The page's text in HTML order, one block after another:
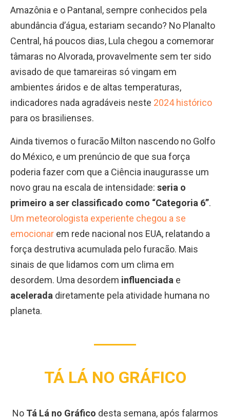
Amazônia e o Pantanal, sempre conhecidos pela
abundância d’água, estariam secando? No Planalto
Central, há poucos dias, Lula chegou a comemorar
tâmaras no Alvorada, provavelmente sem ter sido
avisado de que tamareiras só vingam em
ambientes áridos e de altas temperaturas,
indicadores nada agradáveis neste 2024 histórico
para os brasilienses.
Ainda tivemos o furacão Milton nascendo no Golfo
do México, e um prenúncio de que sua força
poderia fazer com que a Ciência inaugurasse um
novo grau na escala de intensidade: seria o
primeiro a ser classificado como “Categoria 6”.
Um meteorologista experiente chegou a se
emocionar em rede nacional nos EUA, relatando a
força destrutiva acumulada pelo furacão. Mais
sinais de que lidamos com um clima em
desordem. Uma desordem influenciada e
acelerada diretamente pela atividade humana no
planeta.
TÁ LÁ NO GRÁFICO
No Tá Lá no Gráfico desta semana, após falarmos